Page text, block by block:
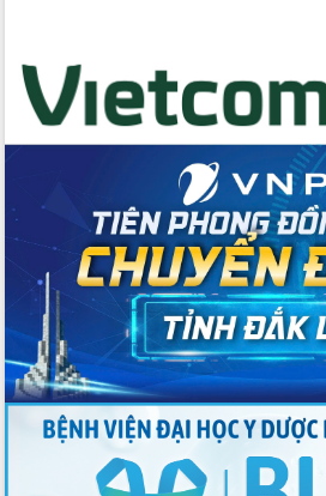
Phó Thủ tướng Hồ Quốc Dũng đánh giá
cao kết quả Chiến dịch Quang Trung
tại Đắk Lắk
Hội nghị Ban Chấp hành Đảng bộ tỉnh
Đắk Lắk lần thứ 2 (mở rộng)
Tập trung giải phóng mặt bằng, đẩy
nhanh tiến độ Tuyến đường bộ ven
biển
Gỡ khó, khởi công xây dựng, sửa chữa
toàn bộ nhà ở cho hộ dân đúng tiến độ
đề ra
UBND tỉnh Đắk Lắk tổng kết công tác
quốc phòng, quân sự địa phương năm
2025
Tập trung triển khai quyết liệt, đồng bộ
các giải pháp nhằm thực hiện hiệu quả
các nhiệm vụ đề ra năm 2025